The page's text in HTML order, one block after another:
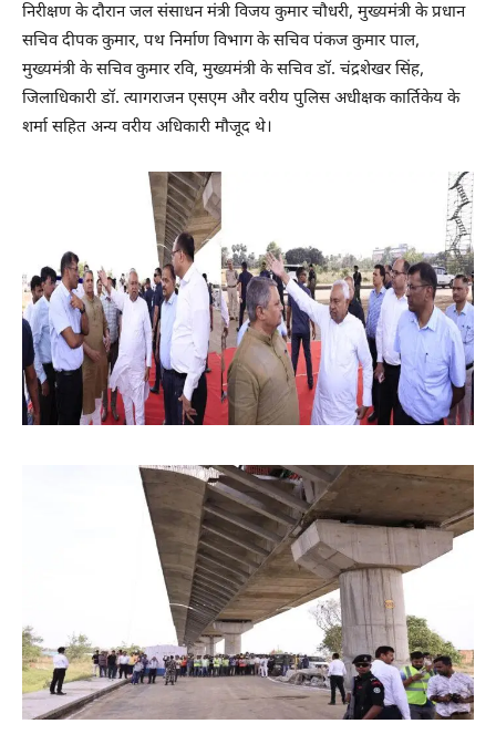
निरीक्षण के दौरान जल संसाधन मंत्री विजय कुमार चौधरी, मुख्यमंत्री के प्रधान
सचिव दीपक कुमार, पथ निर्माण विभाग के सचिव पंकज कुमार पाल,
मुख्यमंत्री के सचिव कुमार रवि, मुख्यमंत्री के सचिव डॉ. चंद्रशेखर सिंह,
जिलाधिकारी डॉ. त्यागराजन एसएम और वरीय पुलिस अधीक्षक कार्तिकेय के
शर्मा सहित अन्य वरीय अधिकारी मौजूद थे।